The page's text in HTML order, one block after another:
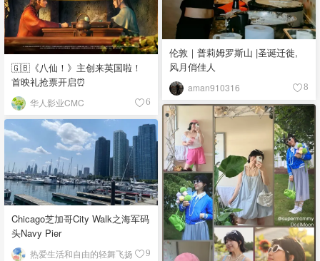
🇬🇧《八仙！》主创来英国啦！
首映礼抢票开启⏰
华人影业CMC 6
伦敦｜普莉姆罗斯山 |圣诞迁徙,
风月俏佳人
aman910316 8
Chicago芝加哥City Walk之海军码
头Navy Pier
热爱生活和自由的轻舞飞扬 9